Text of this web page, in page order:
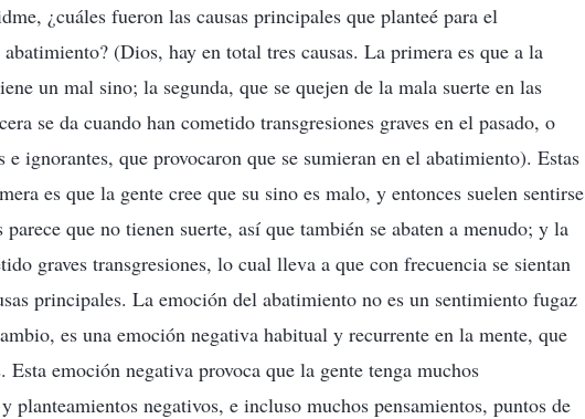
¿cuáles fueron las causas principales que planteé para el
(Dios, hay en total tres causas. La primera es que a la
un mal sino; la segunda, que se quejen de la mala suerte en las
se da cuando han cometido transgresiones graves en el pasado, o
e ignorantes, que provocaron que se sumieran en el abatimiento). Estas
es que la gente cree que su sino es malo, y entonces suelen sentirse
parece que no tienen suerte, así que también se abaten a menudo; y la
graves transgresiones, lo cual lleva a que con frecuencia se sientan
principales. La emoción del abatimiento no es un sentimiento fugaz
es una emoción negativa habitual y recurrente en la mente, que
Esta emoción negativa provoca que la gente tenga muchos
planteamientos negativos, e incluso muchos pensamientos, puntos de